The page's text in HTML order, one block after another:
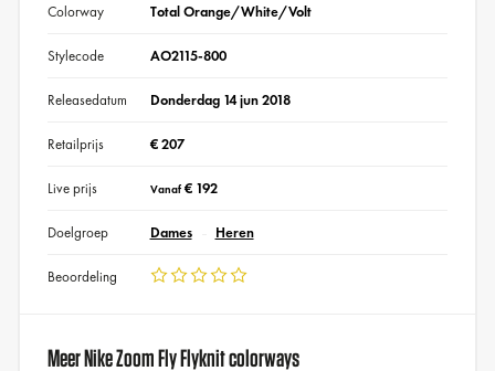
Colorway Total Orange/White/Volt
Stylecode AO2115-800
Releasedatum Donderdag 14 jun 2018
Retailprijs € 207
Live prijs Vanaf€ 192
Doelgroep Dames Heren
Beoordeling
Meer Nike Zoom Fly Flyknit colorways